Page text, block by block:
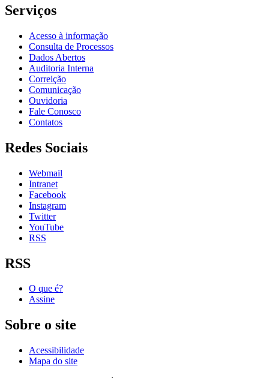
Serviços
Acesso à informação
Consulta de Processos
Dados Abertos
Auditoria Interna
Correição
Comunicação
Ouvidoria
Fale Conosco
Contatos
Redes Sociais
Webmail
Intranet
Facebook
Instagram
Twitter
YouTube
RSS
RSS
O que é?
Assine
Sobre o site
Acessibilidade
Mapa do site